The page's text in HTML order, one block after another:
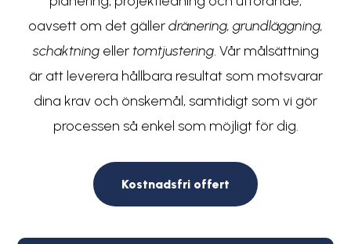
oavsett om det gällerdränering, grundläggning,
schaktningeller tomtjustering. Vår målsättning
är att leverera hållbara resultat som motsvarar
dina krav och önskemål, samtidigt som vi gör
processen så enkel som möjligt för dig.
Kostnadsfri offert